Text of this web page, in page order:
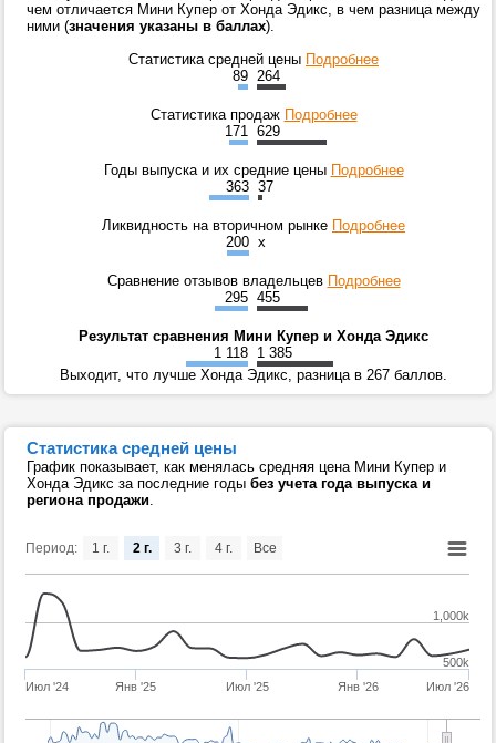
чем отличается Мини Купер от Хонда Эдикс, в чем разница между
ними (значения указаны в баллах).
Статистика средней цены Подробнее
89 264
Статистика продаж Подробнее
171
629
Годы выпуска и их средние цены Подробнее
363 37
Ликвидность на вторичном рынке Подробнее
200 x
Сравнение отзывов владельцев Подробнее
295 455
Результат сравнения Мини Купер и Хонда Эдикс
1 118 1 385
Выходит, что лучше Хонда Эдикс, разница в 267 баллов.
Статистика средней цены
График показывает, как менялась средняя цена Мини Купер и
Хонда Эдикс за последние годы без учета года выпуска и
региона продажи
Период:
Июл '24 Янв '25 Июл '25 Янв '26 Июл '26
500k
1,000k
1 г. 2 г. 3 г. 4 г. Все